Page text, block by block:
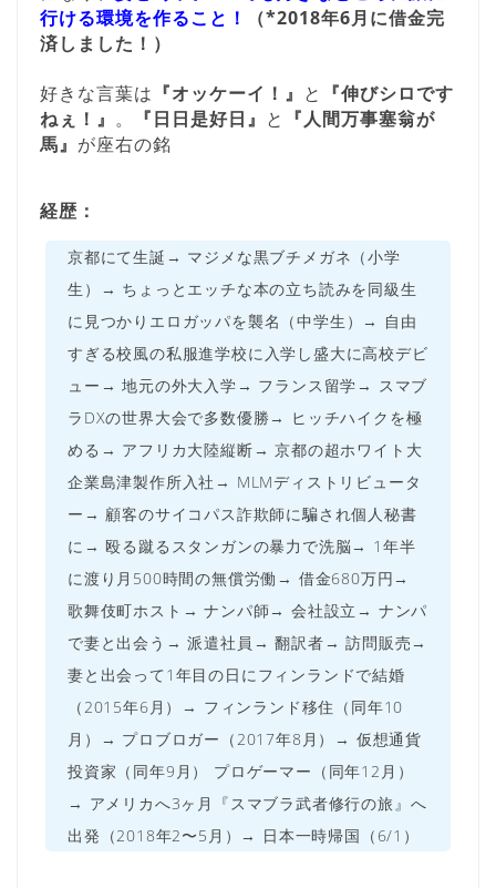
行ける環境を作ること！
（*2018年6月に借金完
済しました！）
好きな言葉は 『オッケーイ！』 と 『伸びシロです
ねぇ！』 。 『日日是好日』 と 『人間万事塞翁が
馬』 が座右の銘
経歴：
京都にて生誕→ マジメな黒ブチメガネ（小学
生）→ ちょっとエッチな本の立ち読みを同級生
に見つかりエロガッパを襲名（中学生）→ 自由
すぎる校風の私服進学校に入学し盛大に高校デビ
ュー→ 地元の外大入学→ フランス留学→ スマブ
ラDXの世界大会で多数優勝→ ヒッチハイクを極
める→ アフリカ大陸縦断→ 京都の超ホワイト大
企業島津製作所入社→ MLMディストリビュータ
ー→ 顧客のサイコパス詐欺師に騙され個人秘書
に→ 殴る蹴るスタンガンの暴力で洗脳→ 1年半
に渡り月500時間の無償労働→ 借金680万円→
歌舞伎町ホスト→ ナンパ師→ 会社設立→ ナンパ
で妻と出会う→ 派遣社員→ 翻訳者→ 訪問販売→
妻と出会って1年目の日にフィンランドで結婚
（2015年6月）→ フィンランド移住（同年10
月）→ プロブロガー（2017年8月）→ 仮想通貨
投資家（同年9月） プロゲーマー（同年12月）
→ アメリカへ3ヶ月『スマブラ武者修行の旅』へ
出発（2018年2〜5月）→ 日本一時帰国（6/1）